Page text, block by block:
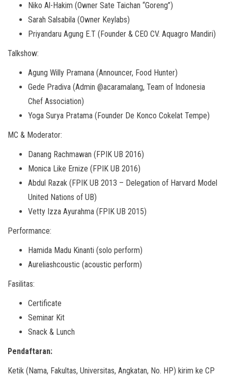
Niko Al-Hakim (Owner Sate Taichan “Goreng”)
Sarah Salsabila (Owner Keylabs)
Priyandaru Agung E.T (Founder & CEO CV. Aquagro Mandiri)
Talkshow:
Agung Willy Pramana (Announcer, Food Hunter)
Gede Pradiva (Admin @acaramalang, Team of Indonesia
Chef Association)
Yoga Surya Pratama (Founder De Konco Cokelat Tempe)
MC & Moderator:
Danang Rachmawan (FPIK UB 2016)
Monica Like Ernize (FPIK UB 2016)
Abdul Razak (FPIK UB 2013 – Delegation of Harvard Model
United Nations of UB)
Vetty Izza Ayurahma (FPIK UB 2015)
Performance:
Hamida Madu Kinanti (solo perform)
Aureliashcoustic (acoustic perform)
Fasilitas:
Certificate
Seminar Kit
Snack & Lunch
Pendaftaran:
Ketik (Nama, Fakultas, Universitas, Angkatan, No. HP) kirim ke CP